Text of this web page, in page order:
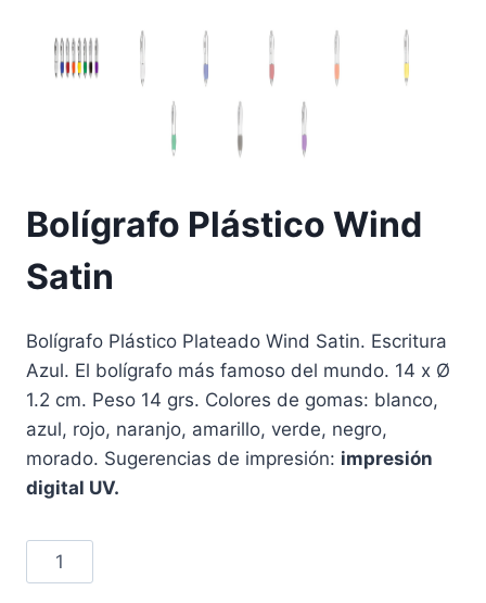
Bolígrafo Plástico Wind
Satin
Bolígrafo Plástico Plateado Wind Satin. Escritura
Azul. El bolígrafo más famoso del mundo. 14 x Ø
1.2 cm. Peso 14 grs. Colores de gomas: blanco,
azul, rojo, naranjo, amarillo, verde, negro,
morado. Sugerencias de impresión: impresión
digital UV.